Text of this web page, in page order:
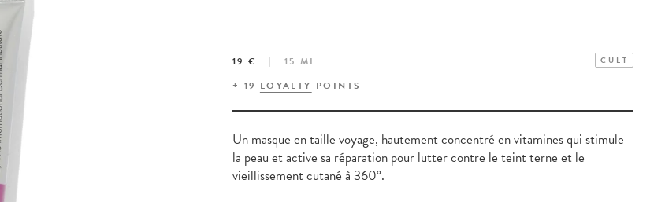
19 € 15 ML CULT
+ 19 LOYALTY POINTS
Un masque en taille voyage, hautement concentré en vitamines qui stimule
la peau et active sa réparation pour lutter contre le teint terne et le
vieillissement cutané à 360°.